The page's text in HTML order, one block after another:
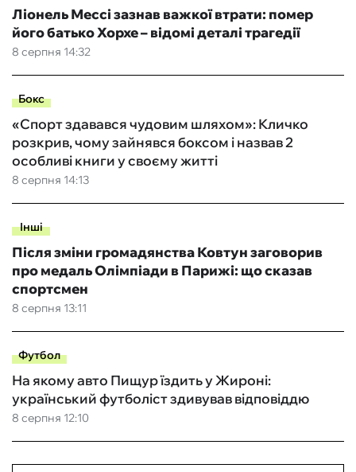
8 серпня 14:32
Ліонель Мессі зазнав важкої втрати: помер
його батько Хорхе – відомі деталі трагедії
Бокс
8 серпня 14:13
«Спорт здавався чудовим шляхом»: Кличко
розкрив, чому зайнявся боксом і назвав 2
особливі книги у своєму житті
Інші
8 серпня 13:11
Після зміни громадянства Ковтун заговорив
про медаль Олімпіади в Парижі: що сказав
спортсмен
Футбол
8 серпня 12:10
На якому авто Пищур їздить у Жироні:
український футболіст здивував відповіддю